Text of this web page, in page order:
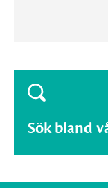
Sök bland